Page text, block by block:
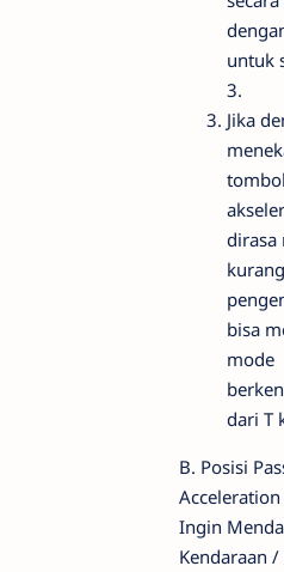
untuk
3.
Jika
dirasa
bisa
mode
dari T
B. Posisi
Acceleration
Ingin
Kendaraan